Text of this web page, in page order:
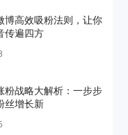
博高效吸粉法则，让你
传遍四方
粉战略大解析：一步步
丝增长新